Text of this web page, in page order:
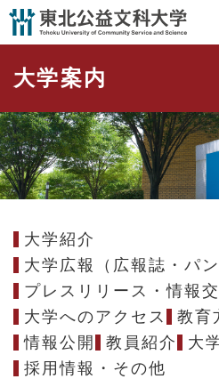
ペ
頭
で
す
。
メニューを飛ば
大学案内
大学紹介
大学広報（広報誌・パ
プレスリリース・情報
大学へのアクセス
教育
情報公開
教員紹介 大
採用情報・その他